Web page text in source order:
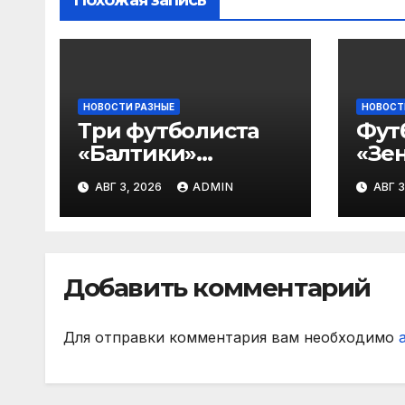
НОВОСТИ РАЗНЫЕ
Три футболиста
«Балтики»
включены в
символическую
сборную 2‑го тура
МАТЧ ПРЕМЬЕР
АВГ 3, 2026 ADMIN
«Не
— в
АВГ
Добавить комментарий
Для отправки комментария вам необходимо